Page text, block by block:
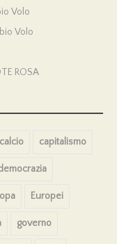
Volo
Volo
ROSA
calcio capitalismo
Europei
governo